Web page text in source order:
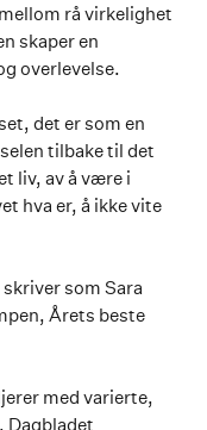
rå virkelighet
skaper en
overlevelse.
det er som en
tilbake til det
liv, av å være i
hva er, å ikke vite
som Sara
Årets beste
med varierte,
Dagbladet